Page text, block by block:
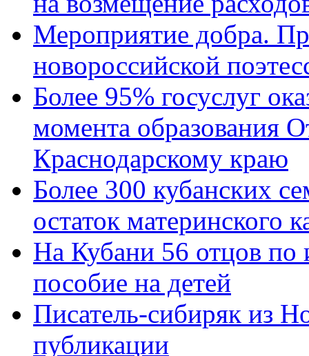
Мероприятие добра.
новороссийской
Более 95% госуслуг
момента образования
Краснодарскому краю
Более 300 кубанских
остаток материнского
На Кубани 56 отцов по
пособие на детей
Писатель-сибиряк из
публикации